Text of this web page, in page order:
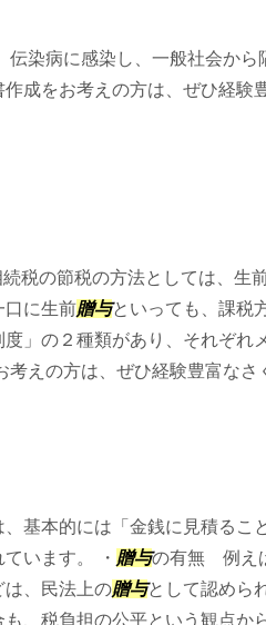
伝染病に感染し、一般社会か
成をお考えの方は、ぜひ経験
税の節税の方法としては、生
口に生前贈与といっても、課税
度」の２種類があり、それぞれ
考えの方は、ぜひ経験豊富なさ
基本的には「金銭に見積るこ
います。 ・ 贈与の有無 例え
は、民法上の贈与として認めら
も、税負担の公平という観点か